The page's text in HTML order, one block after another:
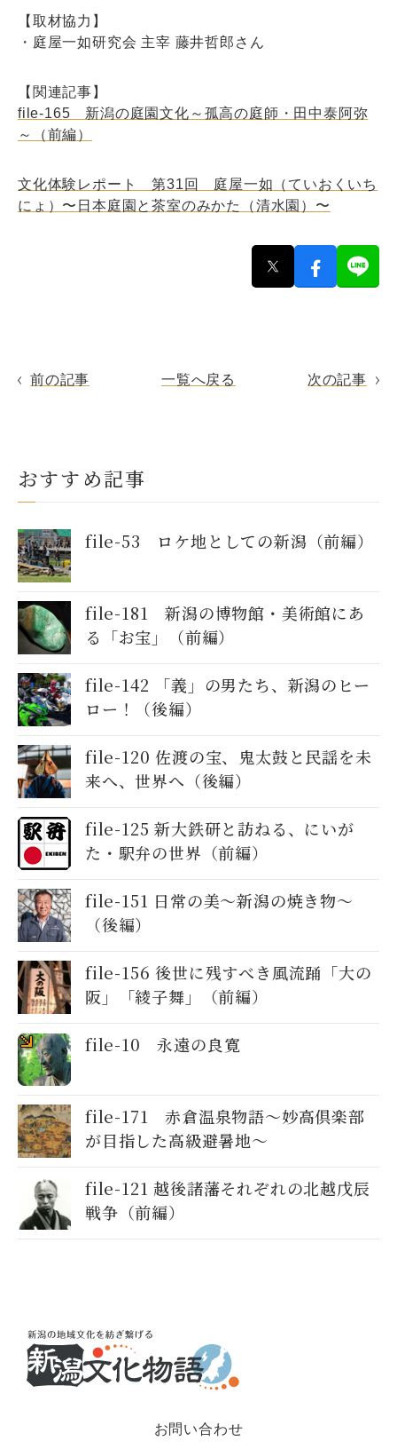
【取材協力】
・庭屋一如研究会 主宰 藤井哲郎さん
【関連記事】
file-165 新潟の庭園文化～孤高の庭師・田中泰阿弥
～（前編）
文化体験レポート 第31回 庭屋一如（ていおくいち
にょ）〜日本庭園と茶室のみかた（清水園）〜
前の記事 一覧へ戻る 次の記事
おすすめ記事
file-53 ロケ地としての新潟（前編）
file-181 新潟の博物館・美術館にあ
る「お宝」（前編）
file-142 「義」の男たち、新潟のヒー
ロー！（後編）
file-120 佐渡の宝、鬼太鼓と民謡を未
来へ、世界へ（後編）
file-125 新大鉄研と訪ねる、にいが
た・駅弁の世界（前編）
file-151 日常の美～新潟の焼き物〜
（後編）
file-156 後世に残すべき風流踊「大の
阪」「綾子舞」（前編）
file-10 永遠の良寛
file-171 赤倉温泉物語～妙高倶楽部
が目指した高級避暑地〜
file-121 越後諸藩それぞれの北越戊辰
戦争（前編）
お問い合わせ